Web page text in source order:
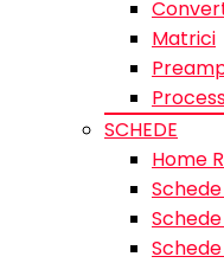
Matrici
SCHEDE
Home
Schede
Schede
Schede